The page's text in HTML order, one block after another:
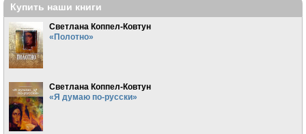
Купить наши книги
Светлана Коппел-Ковтун
«Полотно»
Светлана Коппел-Ковтун
«Я думаю по-русски»